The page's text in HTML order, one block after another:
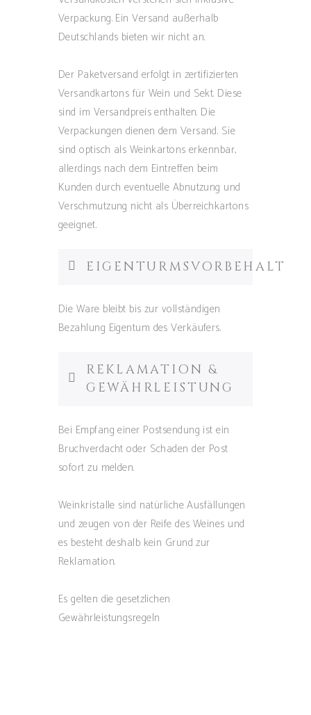
Verpackung. Ein Versand außerhalb
Deutschlands bieten wir nicht an.
Der Paketversand erfolgt in zertifizierten
Versandkartons für Wein und Sekt. Diese
sind im Versandpreis enthalten. Die
Verpackungen dienen dem Versand. Sie
sind optisch als Weinkartons erkennbar,
allerdings nach dem Eintreffen beim
Kunden durch eventuelle Abnutzung und
Verschmutzung nicht als Überreichkartons
geeignet.
EIGENTURMSVORBEHALT
Die Ware bleibt bis zur vollständigen
Bezahlung Eigentum des Verkäufers.
REKLAMATION &
GEWÄHRLEISTUNG
Bei Empfang einer Postsendung ist ein
Bruchverdacht oder Schaden der Post
sofort zu melden.
Weinkristalle sind natürliche Ausfällungen
und zeugen von der Reife des Weines und
es besteht deshalb kein Grund zur
Reklamation.
Es gelten die gesetzlichen
Gewährleistungsregeln